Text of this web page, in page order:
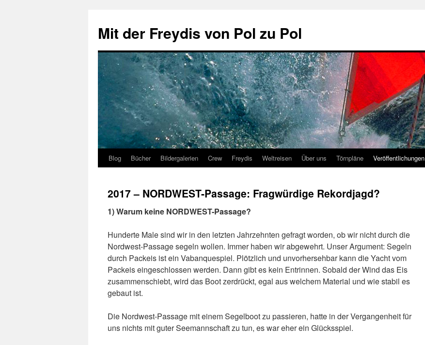
springen
Mit der Freydis von Pol zu Pol
Blog Bücher Bildergalerien Crew Freydis Weltreisen Über uns Törnpläne Veröffentlichungen
2017 – NORDWEST-Passage: Fragwürdige Rekordjagd?
1) Warum keine NORDWEST-Passage?
Hunderte Male sind wir in den letzten Jahrzehnten gefragt worden, ob wir nicht durch die
Nordwest-Passage segeln wollen. Immer haben wir abgewehrt. Unser Argument: Segeln
durch Packeis ist ein Vabanquespiel. Plötzlich und unvorhersehbar kann die Yacht vom
Packeis eingeschlossen werden. Dann gibt es kein Entrinnen. Sobald der Wind das Eis
zusammenschiebt, wird das Boot zerdrückt, egal aus welchem Material und wie stabil es
gebaut ist.
Die Nordwest-Passage mit einem Segelboot zu passieren, hatte in der Vergangenheit für
uns nichts mit guter Seemannschaft zu tun, es war eher ein Glücksspiel.